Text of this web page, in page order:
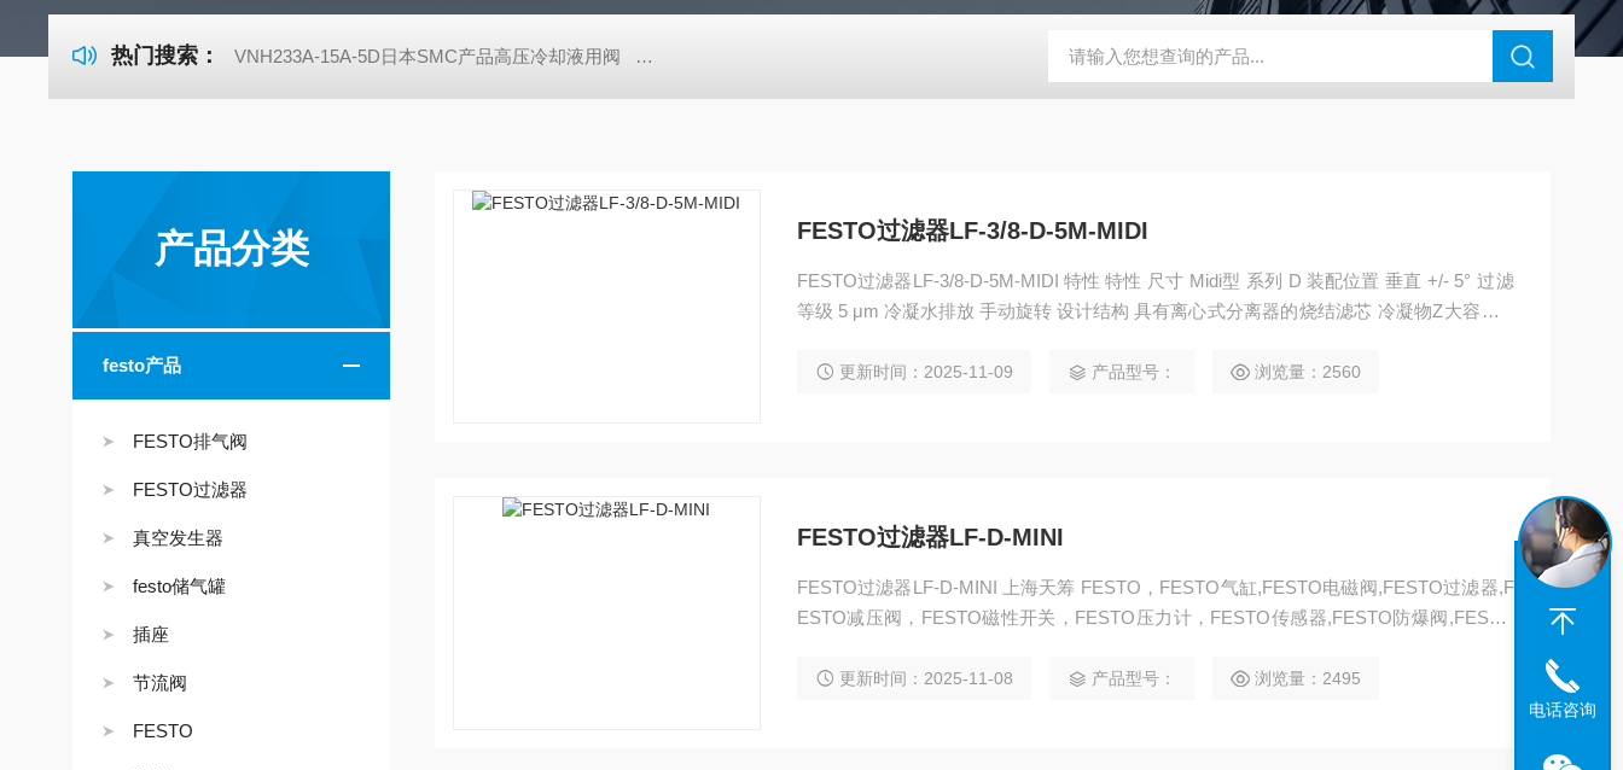
热门搜索： VNH233A-15A-5D日本SMC产品高压冷却液用阀 MVSD-180-4E1-AC220V代理金器Mindman电磁阀MVSD-180-4E1-AC220V 麦特沃克
产品分类
festo产品
FESTO排气阀
FESTO过滤器
真空发生器
festo储气罐
插座
节流阀
FESTO
FESTO过滤器LF-3/8-D-5M-MIDI
FESTO过滤器LF-3/8-D-5M-MIDI 特性 特性 尺寸 Midi型 系列 D 装配位置 垂直 +/- 5° 过滤
等级 5 μm 冷凝水排放 手动旋转 设计结构 具有离心式分离器的烧结滤芯 冷凝物Z大容积 4
更新时间：2025-11-09 产品型号： 浏览量：2560
FESTO过滤器LF-D-MINI
FESTO过滤器LF-D-MINI 上海天筹 FESTO，FESTO气缸,FESTO电磁阀,FESTO过滤器,F
ESTO减压阀，FESTO磁性开关，FESTO压力计，FESTO传感器,FESTO防爆阀,FESTO
机械手，FESTO卡爪，FESTO浮动接头，FESTO气动元件,上海FESTO代理
更新时间：2025-11-08 产品型号： 浏览量：2495
电话咨询